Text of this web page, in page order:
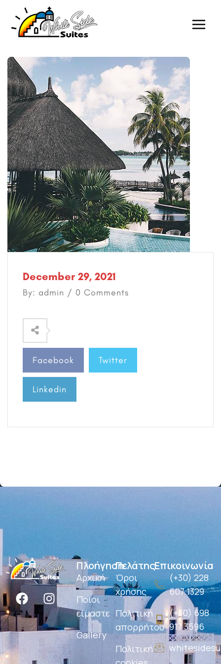
December 29, 2021
By: admin / 0 Comments
Facebook Twitter
Linkedin
Πλοήγηση
Αρχική
Ποιοι
είμαστε
Gallery
Πελάτης
Όροι
χρήσης
Πολιτική
απορρήτου
Πολιτική
Επικοινωνία
(+30) 228
607 1329
(+30) 698
917 3596